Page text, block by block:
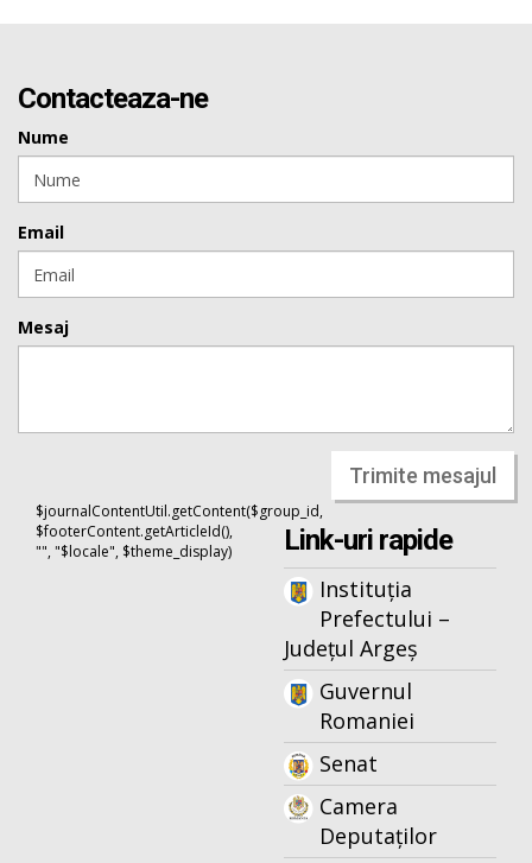
Contacteaza-ne
Nume
Email
Mesaj
Trimite mesajul
$journalContentUtil.getContent($group_id,
$footerContent.getArticleId(),
"", "$locale", $theme_display)
Link-uri rapide
Instituția
Prefectului –
Județul Argeș
Guvernul
Romaniei
Senat
Camera
Deputaților